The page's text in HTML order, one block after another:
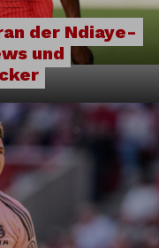
der Ndiaye-
und